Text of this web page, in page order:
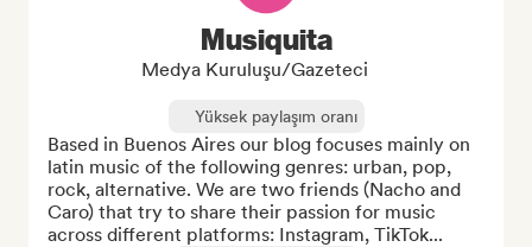
Musiquita
Medya Kuruluşu/Gazeteci
Yüksek paylaşım oranı
Based in Buenos Aires our blog focuses mainly on
latin music of the following genres: urban, pop,
rock, alternative. We are two friends (Nacho and
Caro) that try to share their passion for music
across different platforms: Instagram, TikTok...